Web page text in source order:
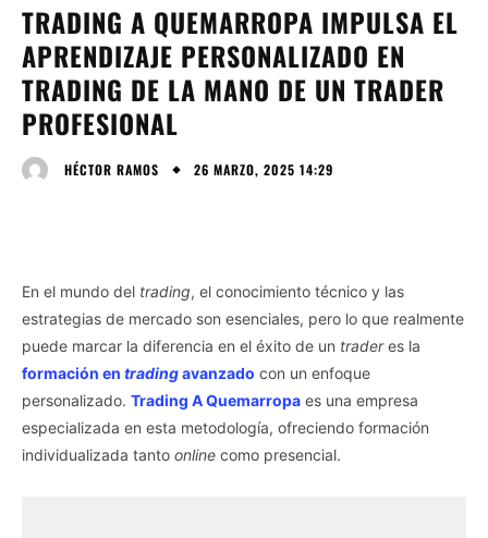
TRADING A QUEMARROPA IMPULSA EL
APRENDIZAJE PERSONALIZADO EN
TRADING DE LA MANO DE UN TRADER
PROFESIONAL
HÉCTOR RAMOS 26 MARZO, 2025 14:29
En el mundo del trading, el conocimiento técnico y las
estrategias de mercado son esenciales, pero lo que realmente
puede marcar la diferencia en el éxito de un traderes la
formación en tradingavanzado con un enfoque
personalizado. Trading A Quemarropa es una empresa
especializada en esta metodología, ofreciendo formación
individualizada tanto online como presencial.